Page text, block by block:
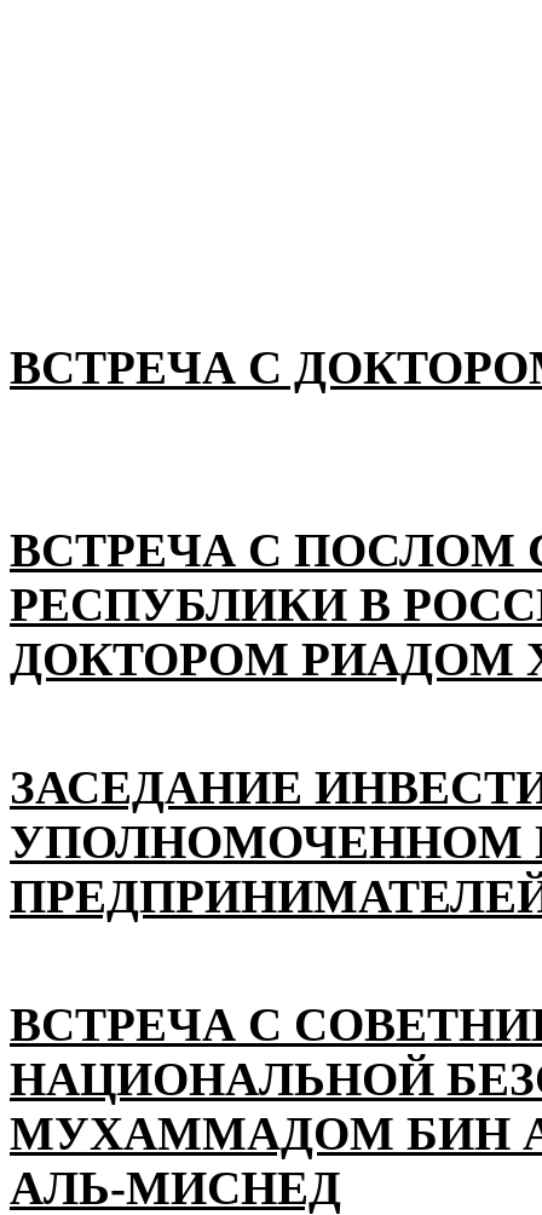
ВСТРЕЧА С
ВСТРЕЧА С ПОСЛОМ
РЕСПУБЛИКИ В
ДОКТОРОМ РИАДОМ
ЗАСЕДАНИЕ
УПОЛНОМОЧЕННОМ
ВСТРЕЧА С
НАЦИОНАЛЬНОЙ
МУХАММАДОМ БИН
АЛЬ-МИСНЕД